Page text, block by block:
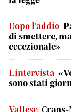
Dopo l'addio
di smettere,
eccezionale»
L'intervista
sono stati
Vallese